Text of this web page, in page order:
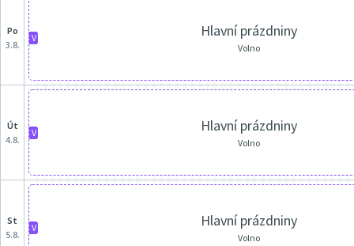
po
3.8.
V Hlavní prázdniny
Volno
út
4.8.
V Hlavní prázdniny
Volno
st
5.8.
V Hlavní prázdniny
Volno